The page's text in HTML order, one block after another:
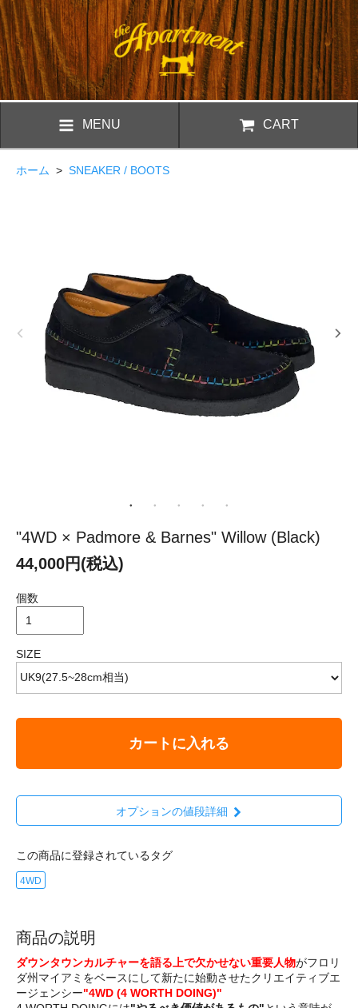
MENU CART
ホーム > SNEAKER / BOOTS
"4WD × Padmore & Barnes" Willow (Black)
44,000円(税込)
個数
SIZE
カートに入れる
オプションの値段詳細
この商品に登録されているタグ
4WD
商品の説明
ダウンタウンカルチャーを語る上で欠かせない重要人物がフロリ
ダ州マイアミをベースにして新たに始動させたクリエイティブエ
ージェンシー"4WD (4 WORTH DOING)"